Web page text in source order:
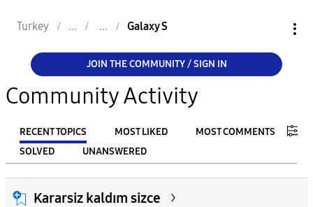
Turkey Galaxy S
JOIN THE COMMUNITY / SIGN IN
Community Activity
RECENT TOPICS MOST LIKED
MOST COMMENTS
SOLVED
UNANSWERED
FILTER:
FromKararsiz kaldım sizce